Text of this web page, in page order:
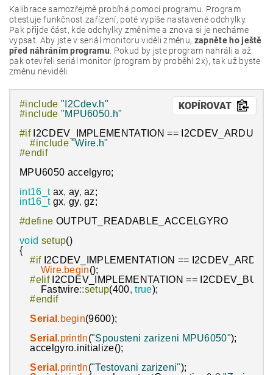
Kalibrace samozřejmě probíhá pomocí programu. Program
otestuje funkčnost zařízení, poté vypíše nastavené odchylky.
Pak přijde část, kde odchylky změníme a znova si je necháme
vypsat. Aby jste v seriál monitoru viděli změnu, zapněte ho ještě
před náhráním programu . Pokud by jste program nahráli a až
pak otevřeli seriál monitor (program by proběhl 2x), tak už byste
změnu neviděli.
#include "I2Cdev.h"
#include "MPU6050.h"
#if I2CDEV_IMPLEMENTATION ==
#include "Wire.h"
#endif
MPU6050 accelgyro;
int16_t ax, ay, az;
int16_t gx, gy, gz;
#define OUTPUT_READABLE_ACCELGYRO
void setup()
{
#if I2CDEV_IMPLEMENTATION ==
Wire.begin();
#elif I2CDEV_IMPLEMENTATION ==
Fastwire::setup(400, true);
#endif
Serial . begin(9600);
Serial .println("Spousteni zarizeni MPU6050");
accelgyro.initialize();
Serial .println("Testovani zarizeni");
KOPÍROVAT